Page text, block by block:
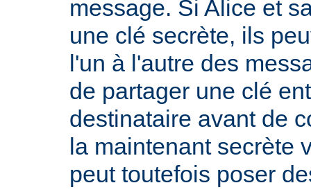
message. Si Alice et
une clé secrète, ils
l'un à l'autre des
de partager une clé
destinataire avant de
la maintenant secrète
peut toutefois poser